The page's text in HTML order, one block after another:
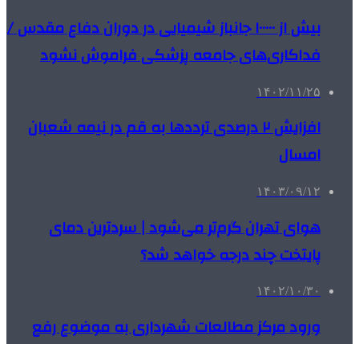
بیش از ۱۰۰۰۰۰ جانباز شیمیایی در دوران دفاع مقدس /
فداکاری‌های جامعه پزشکی فراموش نشود
۱۴۰۲/۱۱/۲۵
افزایش ۲ درصدی ترددها به قم در نیمه شعبان
امسال
۱۴۰۳/۰۹/۱۲
هوای تهران گرم‌تر می‌شود | سردترین دمای
پایتخت چند درجه خواهد شد؟
۱۴۰۲/۱۰/۳۰
ورود مرکز مطالعات شهرداری به موضوع رفع